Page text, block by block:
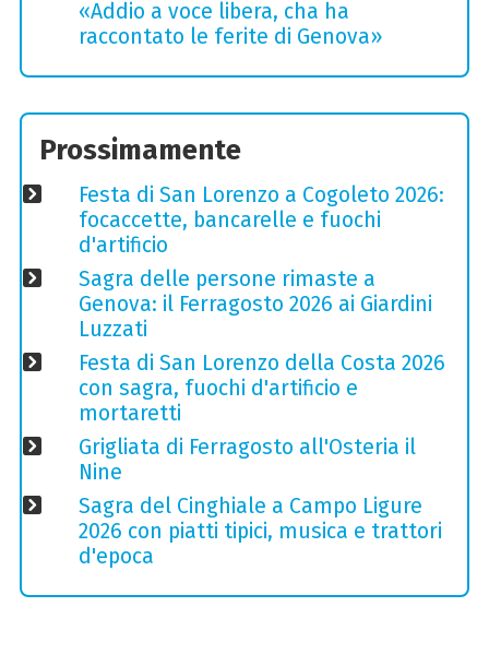
«Addio a voce libera, cha ha
raccontato le ferite di Genova»
Prossimamente
Festa di San Lorenzo a Cogoleto 2026:
focaccette, bancarelle e fuochi
d'artificio
Sagra delle persone rimaste a
Genova: il Ferragosto 2026 ai Giardini
Luzzati
Festa di San Lorenzo della Costa 2026
con sagra, fuochi d'artificio e
mortaretti
Grigliata di Ferragosto all'Osteria il
Nine
Sagra del Cinghiale a Campo Ligure
2026 con piatti tipici, musica e trattori
d'epoca